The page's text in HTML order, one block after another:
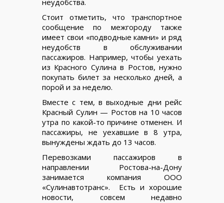
неудобства.
Стоит отметить, что транспортное
сообщение по межгороду также
имеет свои «подводные камни» и ряд
неудобств в обслуживании
пассажиров. Например, чтобы уехать
из Красного Сулина в Ростов, нужно
покупать билет за несколько дней, а
порой и за неделю.
Вместе с тем, в выходные дни рейс
Красный Сулин — Ростов на 10 часов
утра по какой-то причине отменен. И
пассажиры, не уехавшие в 8 утра,
вынуждены ждать до 13 часов.
Перевозками пассажиров в
направлении Ростова-на-Дону
занимается компания ООО
«Сулинавтотранс». Есть и хорошие
новости, совсем недавно